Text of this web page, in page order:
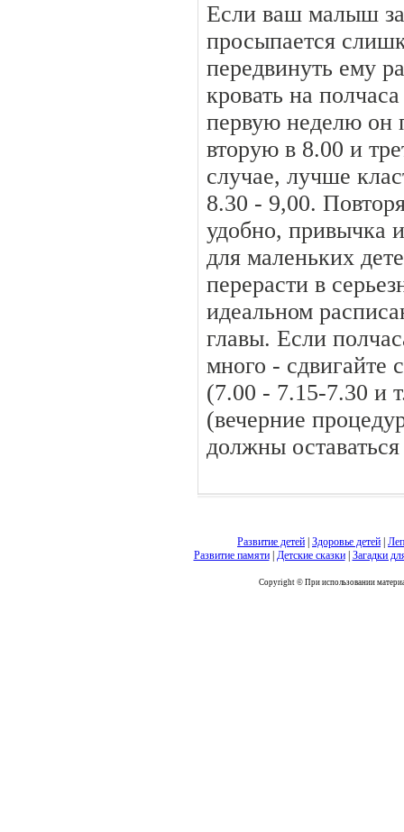
Если ваш малыш
просыпается
передвинуть ему
кровать на
первую неделю он
вторую в 8.00 и
случае, лучше
8.30 - 9,00.
удобно, привычка
для маленьких
перерасти в
идеальном
главы. Если
много - сдвигайте
(7.00 - 7.15-7.30 и
(вечерние
должны
Развитие детей Здоровье детей
Развитие памяти| Детские сказки| Загадки
Copyright © При использовании